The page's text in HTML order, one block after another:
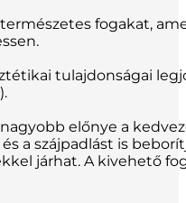
fogakat,
tulajdonságai
előnye a
a szájpadlást is
járhat. A kivehető